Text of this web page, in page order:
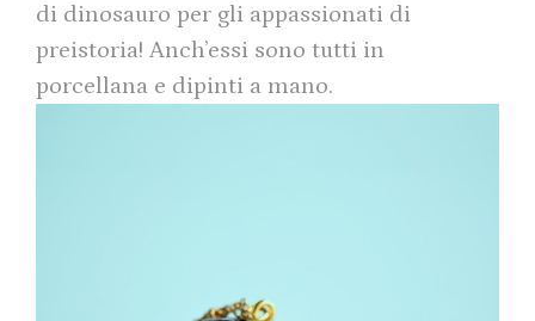
di dinosauro per gli appassionati di
preistoria! Anch’essi sono tutti in
porcellana e dipinti a mano.